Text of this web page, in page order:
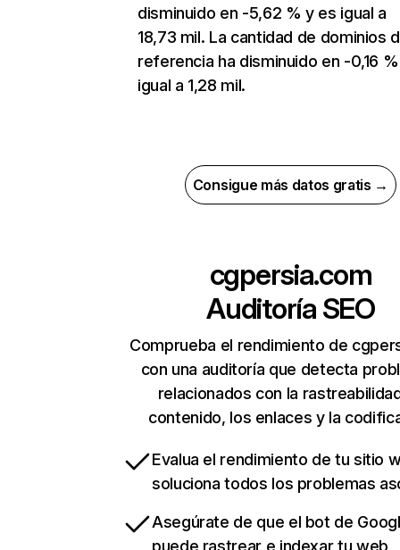
disminuido en -5,62 % y es igual a
18,73 mil. La cantidad de dominios
referencia ha disminuido en -0,16
igual a 1,28 mil.
Consigue más datos gratis →
cgpersia.com
Auditoría SEO
Comprueba el rendimiento de
con una auditoría que detecta
relacionados con la
contenido, los enlaces y la
Evalua el rendimiento de tu sitio
soluciona todos los problemas
Asegúrate de que el bot de
puede rastrear e indexar tu web